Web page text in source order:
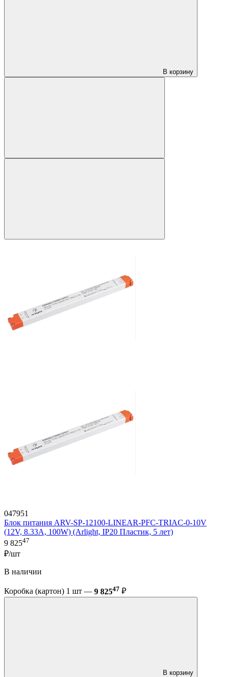
В корзину
047951
Блок питания ARV-SP-12100-LINEAR-PFC-TRIAC-0-10V
(12V, 8.33A, 100W) (Arlight, IP20 Пластик, 5 лет)
9 82547
₽/шт
В наличии
Коробка (картон) 1 шт — 9 82547 ₽
В корзину